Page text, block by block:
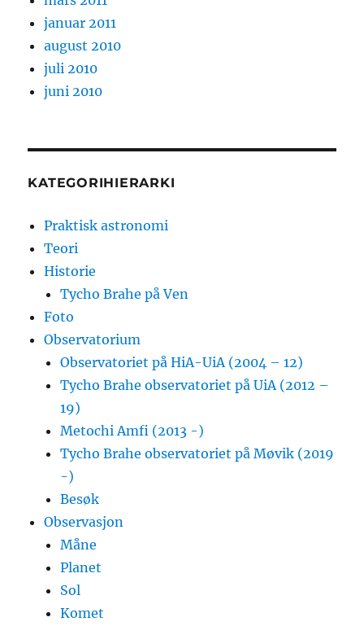
januar 2011
august 2010
juli 2010
juni 2010
KATEGORIHIERARKI
Praktisk astronomi
Teori
Historie
Tycho Brahe på Ven
Foto
Observatorium
Observatoriet på HiA-UiA (2004 – 12)
Tycho Brahe observatoriet på UiA (2012 –
19)
Metochi Amfi (2013 -)
Tycho Brahe observatoriet på Møvik (2019
-)
Besøk
Observasjon
Måne
Planet
Sol
Komet